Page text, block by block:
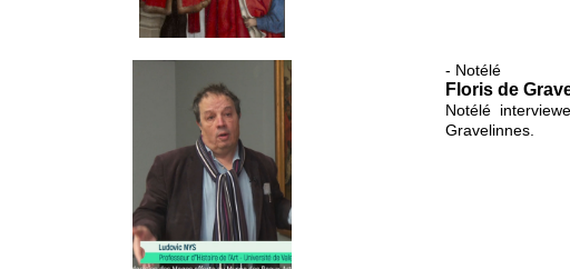
- Notélé
Floris de
Notélé
Gravelinnes.